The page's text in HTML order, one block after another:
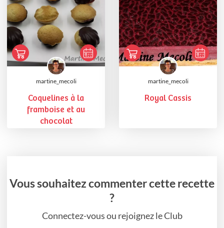
martine_mecoli
Coquelines à la
framboise et au
chocolat
martine_mecoli
Royal Cassis
Vous souhaitez commenter cette recette
?
Connectez-vous ou rejoignez le Club